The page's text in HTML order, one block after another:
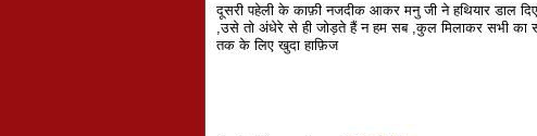
दूसरी पहेली के काफ़ी नजदीक आकर मनु जी ने हथियार डाल दिए
,उसे तो अंधेरे से ही जोड़ते हैं न हम सब ,कुल मिलाकर सभी का
तक के लिए खुदा हाफ़िज